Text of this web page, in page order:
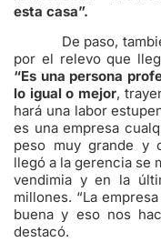
esta casa”.
De paso, también
por el relevo que
“Es una persona
lo igual o mejor,
hará una labor
es una empresa
peso muy grande y
llegó a la gerencia se
vendimia y en la
millones. “La
buena y eso nos
destacó.